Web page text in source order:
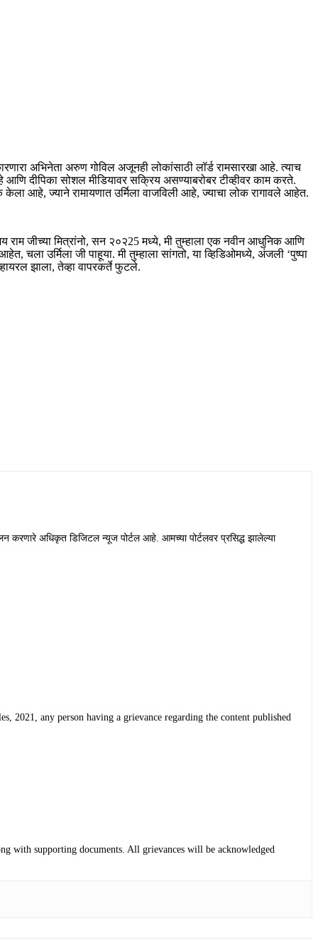
अभिनेता अरुण गोविल अजूनही लोकांसाठी लॉर्ड रामसारखा आहे. त्याच
दीपिका सोशल मीडियावर सक्रिय असण्याबरोबर टीव्हीवर काम करते.
आहे, ज्याने रामायणात उर्मिला वाजविली आहे, ज्याचा लोक रागावले आहेत.
राम जीच्या मित्रांनो, सन २०२25 मध्ये, मी तुम्हाला एक नवीन आधुनिक आणि
उर्मिला जी पाहूया. मी तुम्हाला सांगतो, या व्हिडिओमध्ये, अंजली ‘पुष्पा
झाला, तेव्हा वापरकर्ते फुटले.
करणारे अधिकृत डिजिटल न्यूज पोर्टल आहे. आमच्या पोर्टलवर प्रसिद्ध झालेल्या
2021, any person having a grievance regarding the content published
with supporting documents. All grievances will be acknowledged